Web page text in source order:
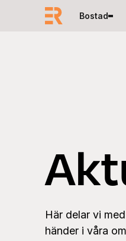
Hoppa till innehåll
Bostad
Här delar vi
händer i våra